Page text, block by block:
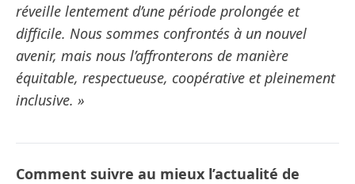
réveille lentement d’une période prolongée et
difficile. Nous sommes confrontés à un nouvel
avenir, mais nous l’affronterons de manière
équitable, respectueuse, coopérative et pleinement
inclusive. »
Comment suivre au mieux l’actualité de